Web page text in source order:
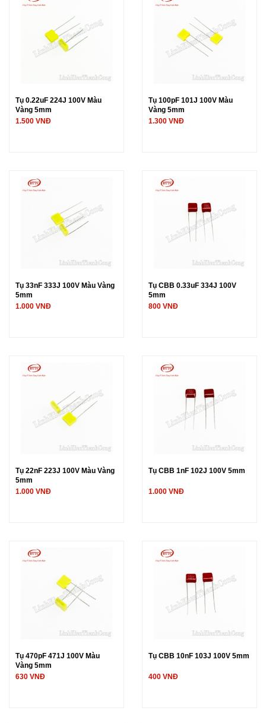
Tụ 0.22uF 224J 100V Màu
Vàng 5mm
1.500 VNĐ
Tụ 100pF 101J 100V Màu
Vàng 5mm
1.300 VNĐ
Tụ 33nF 333J 100V Màu Vàng
5mm
1.000 VNĐ
Tụ CBB 0.33uF 334J 100V
5mm
800 VNĐ
Tụ 22nF 223J 100V Màu Vàng
5mm
1.000 VNĐ
Tụ CBB 1nF 102J 100V 5mm
1.000 VNĐ
Tụ 470pF 471J 100V Màu
Vàng 5mm
630 VNĐ
Tụ CBB 10nF 103J 100V 5mm
400 VNĐ